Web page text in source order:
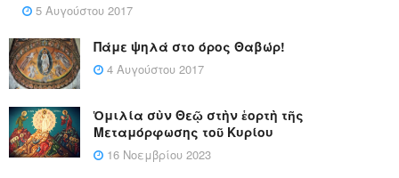
5 Αυγούστου 2017
Πάμε ψηλά στο όρος Θαβώρ!
4 Αυγούστου 2017
Ὁμιλία σὺν Θεῷ στὴν ἑορτὴ τῆς
Μεταμόρφωσης τοῦ Κυρίου
16 Νοεμβρίου 2023